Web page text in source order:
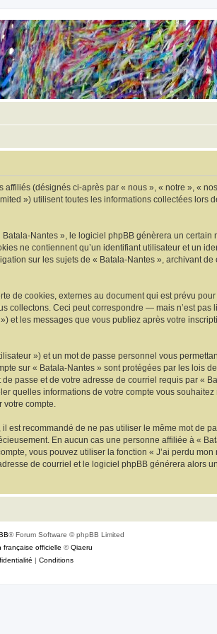
(désignés ci-après par « nous », « notre », «
») utilisent toutes les informations collectées lors
Nantes », le logiciel phpBB génèrera un
ne contiennent qu’un identifiant utilisateur et un
sur les sujets de « Batala-Nantes », archivant
de cookies, externes au document qui est prévu
collectons. Ceci peut correspondre — mais n’est
et les messages que vous publiez après votre
») et un mot de passe personnel vous
sur « Batala-Nantes » sont protégées par les lois
passe et de votre adresse de courriel requis par «
quelles informations de votre compte vous
votre compte.
recommandé de ne pas utiliser le même mot de
En aucun cas une personne affiliée à «
vous pouvez utiliser la fonction « J’ai perdu
de courriel et le logiciel phpBB générera alors
® Forum Software © phpBB Limited
française officielle ©Qiaeru
| Conditions